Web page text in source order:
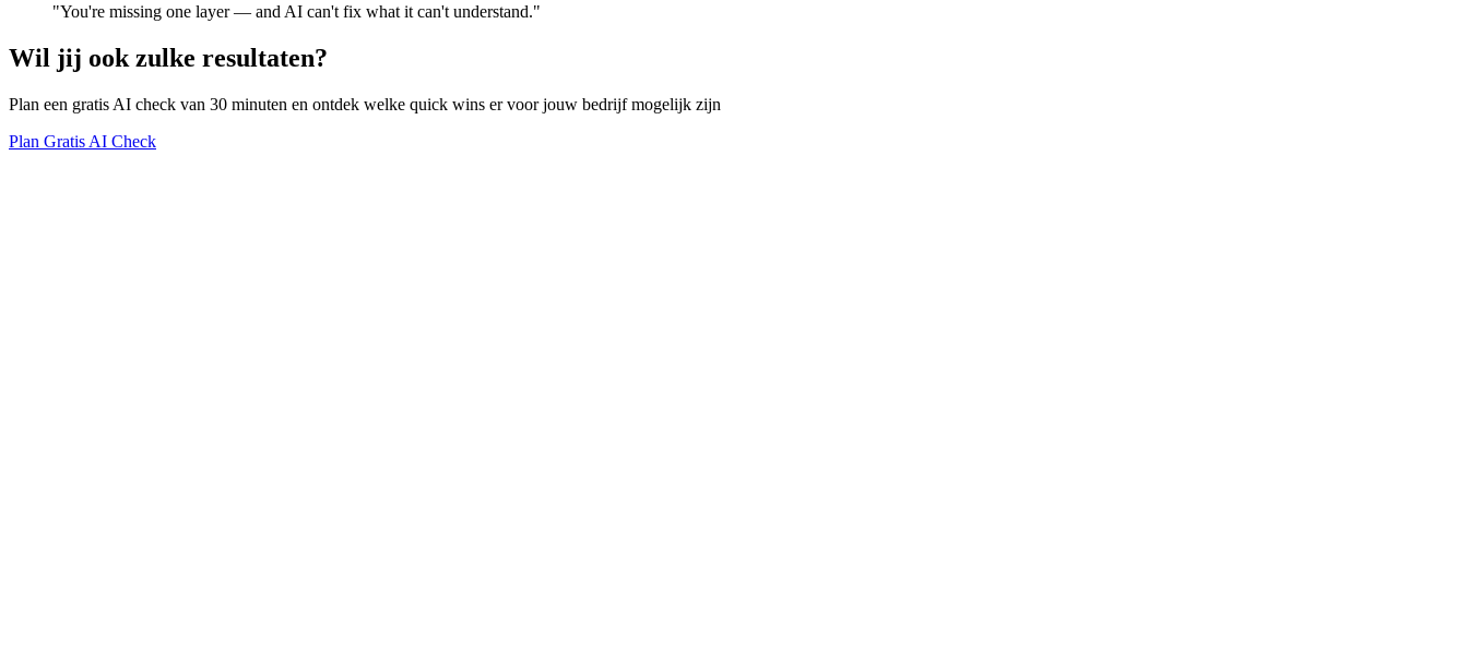
"You're missing one layer — and AI can't fix what it can't understand."
Wil jij ook zulke resultaten?
Plan een gratis AI check van 30 minuten en ontdek welke quick wins er voor jouw bedrijf mogelijk zijn
Plan Gratis AI Check